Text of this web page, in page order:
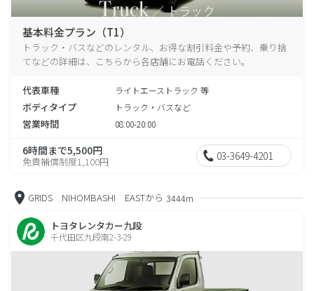
基本料金プラン（T1）
トラック・バスなどのレンタル、お得な割引料金や予約、乗り捨
てなどの詳細は、こちらから各店舗にお電話ください。
代表車種 ライトエーストラック 等
ボディタイプ トラック・バスなど
営業時間 08:00-20:00
6時間まで5,500円
免責補償制度1,100円 03-3649-4201
GRIDS NIHOMBASHI EASTから 3444m
トヨタレンタカー九段
千代田区九段南2-3-29